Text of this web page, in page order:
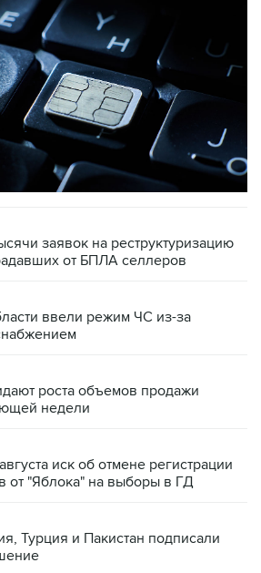
заявок на реструктуризацию
от БПЛА селлеров
ввели режим ЧС из-за
роста объемов продажи
недели
иск об отмене регистрации
от "Яблока" на выборы в ГД
Турция и Пакистан подписали